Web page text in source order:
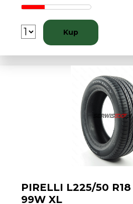
Kup
PIRELLI L225/50
99W XL